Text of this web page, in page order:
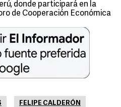
donde participará en la
de Cooperación Económica
FELIPE CALDERÓN